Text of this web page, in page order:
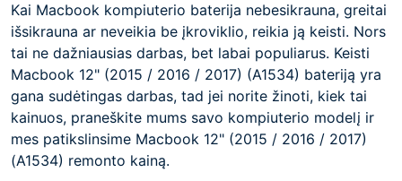
Kai Macbook kompiuterio baterija nebesikrauna, greitai
išsikrauna ar neveikia be įkroviklio, reikia ją keisti. Nors
tai ne dažniausias darbas, bet labai populiarus. Keisti
Macbook 12" (2015 / 2016 / 2017) (A1534) bateriją yra
gana sudėtingas darbas, tad jei norite žinoti, kiek tai
kainuos, praneškite mums savo kompiuterio modelį ir
mes patikslinsime Macbook 12" (2015 / 2016 / 2017)
(A1534) remonto kainą.